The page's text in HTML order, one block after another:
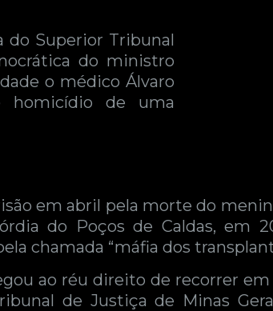
do Superior Tribunal
do ministro
o médico Álvaro
homicídio de uma
em abril pela morte do
do Poços de Caldas, em
chamada “máfia dos
ao réu direito de recorrer
de Justiça de Minas